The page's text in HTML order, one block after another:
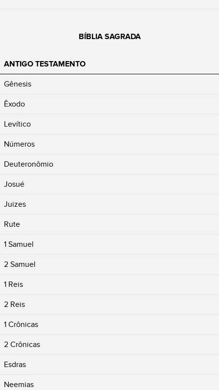
BÍBLIA SAGRADA
ANTIGO TESTAMENTO
Gênesis
Êxodo
Levítico
Números
Deuteronômio
Josué
Juizes
Rute
1 Samuel
2 Samuel
1 Reis
2 Reis
1 Crônicas
2 Crônicas
Esdras
Neemias